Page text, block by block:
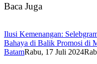
Baca Juga
Ilusi Kemenangan:
Bahaya di Balik Promosi di
BatamRabu, 17 Juli 2024